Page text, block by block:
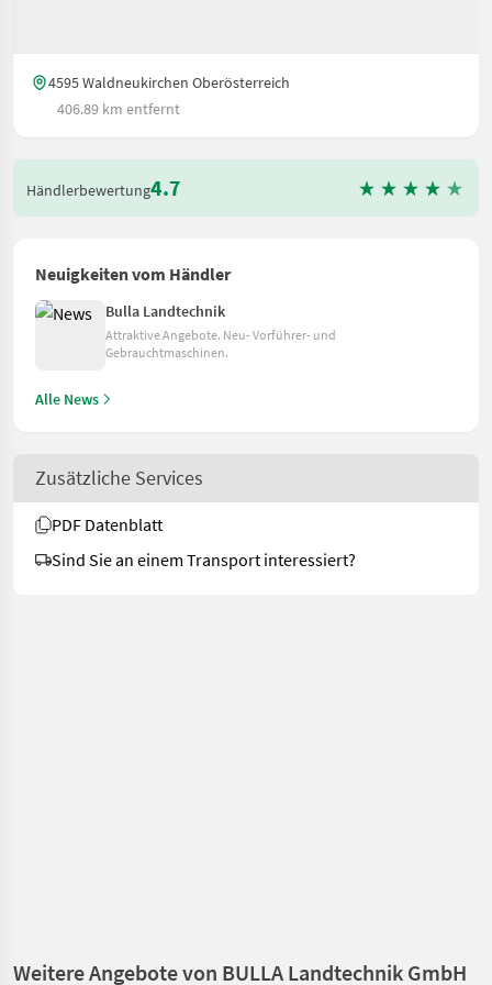
4595 Waldneukirchen Oberösterreich
406.89 km entfernt
Händlerbewertung4.7
Neuigkeiten vom Händler
Bulla Landtechnik
Attraktive Angebote. Neu- Vorführer- und
Gebrauchtmaschinen.
Alle News
Zusätzliche Services
PDF Datenblatt
Sind Sie an einem Transport interessiert?
Weitere Angebote von BULLA Landtechnik GmbH